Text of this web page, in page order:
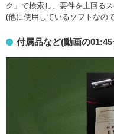
ク」で検索し、要件を上回る
(他に使用しているソフトなの
付属品など(動画の